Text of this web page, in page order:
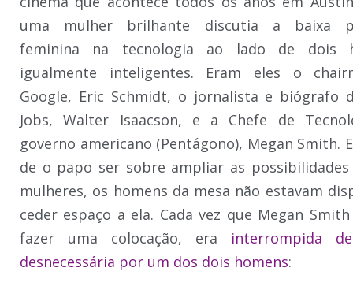
uma mulher brilhante discutia a baixa
feminina na tecnologia ao lado de dois
igualmente inteligentes. Eram eles o
Google, Eric Schmidt, o jornalista e biógrafo
Jobs, Walter Isaacson, e a Chefe de
governo americano (Pentágono), Megan Smith.
de o papo ser sobre ampliar as
mulheres, os homens da mesa não estavam
ceder espaço a ela. Cada vez que Megan
fazer uma colocação, era interrompida
desnecessária por um dos dois homens: